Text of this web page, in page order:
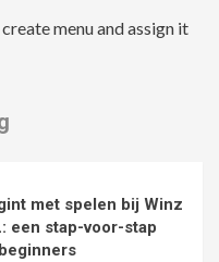
menu and assign it
met spelen bij Winz
een stap-voor-stap